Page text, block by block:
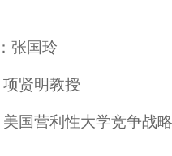
：张国玲
项贤明教授
美国营利性大学竞争战